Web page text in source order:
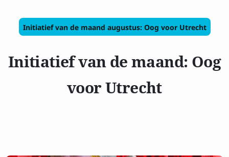
Initiatief van de maand augustus: Oog voor Utrecht
Initiatief van de maand: Oog
voor Utrecht